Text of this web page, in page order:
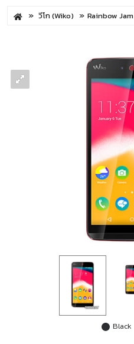
วีโก (Wiko) Rainbow Jam
Black